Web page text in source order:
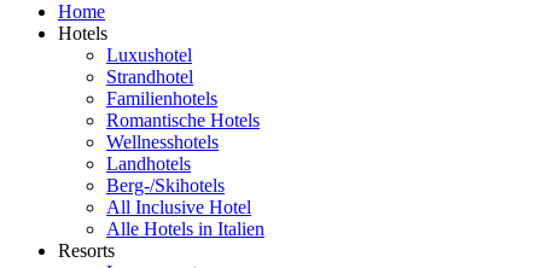
Home
Hotels
Luxushotel
Strandhotel
Familienhotels
Romantische Hotels
Wellnesshotels
Landhotels
Berg-/Skihotels
All Inclusive Hotel
Alle Hotels in Italien
Resorts